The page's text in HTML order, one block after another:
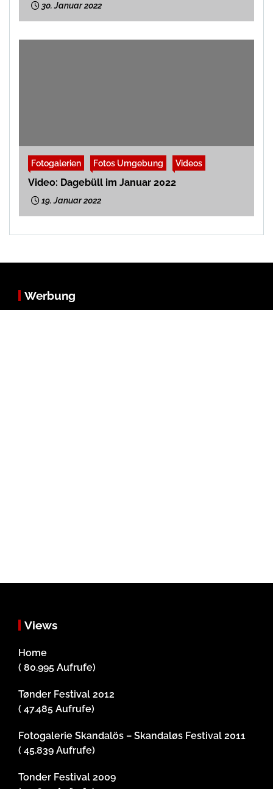
30. Januar 2022
Fotogalerien Fotos Umgebung Videos
Video: Dagebüll im Januar 2022
19. Januar 2022
Werbung
Views
Home
( 80.995 Aufrufe)
Tønder Festival 2012
( 47.485 Aufrufe)
Fotogalerie Skandalös – Skandaløs Festival 2011
( 45.839 Aufrufe)
Tonder Festival 2009